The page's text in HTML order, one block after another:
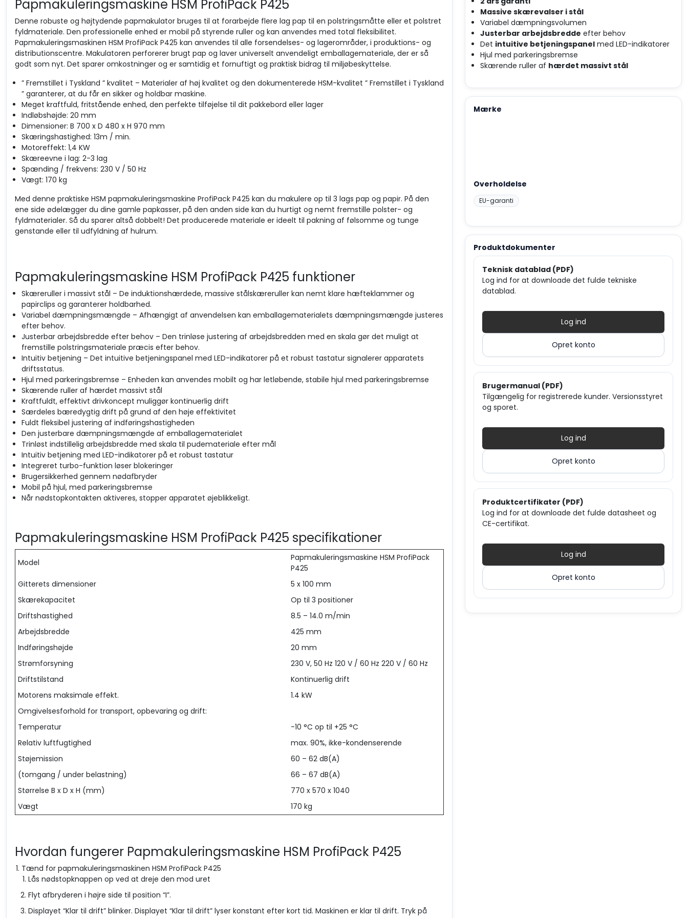
Papmakuleringsmaskine HSM ProfiPack P425
Denne robuste og højtydende papmakulator bruges til at forarbejde flere lag pap til en polstringsmåtte eller et polstret
fyldmateriale. Den professionelle enhed er mobil på styrende ruller og kan anvendes med total fleksibilitet.
Papmakuleringsmaskinen HSM ProfiPack P425 kan anvendes til alle forsendelses- og lagerområder, i produktions- og
distributionscentre. Makulatoren perforerer brugt pap og laver universelt anvendeligt emballagemateriale, der er så
godt som nyt. Det sparer omkostninger og er samtidig et fornuftigt og praktisk bidrag til miljøbeskyttelse.
” Fremstillet i Tyskland ” kvalitet – Materialer af høj kvalitet og den dokumenterede HSM-kvalitet ” Fremstillet i Tyskland
” garanterer, at du får en sikker og holdbar maskine.
Meget kraftfuld, fritstående enhed, den perfekte tilføjelse til dit pakkebord eller lager
Indløbshøjde: 20 mm
Dimensioner: B 700 x D 480 x H 970 mm
Skæringshastighed: 13m / min.
Motoreffekt: 1,4 KW
Skæreevne i lag: 2-3 lag
Spænding / frekvens: 230 V / 50 Hz
Vægt: 170 kg
Med denne praktiske HSM papmakuleringsmaskine ProfiPack P425 kan du makulere op til 3 lags pap og papir. På den
ene side ødelægger du dine gamle papkasser, på den anden side kan du hurtigt og nemt fremstille polster- og
fyldmaterialer. Så du sparer altså dobbelt! Det producerede materiale er ideelt til pakning af følsomme og tunge
genstande eller til udfyldning af hulrum.
Papmakuleringsmaskine HSM ProfiPack P425 funktioner
Skæreruller i massivt stål – De induktionshærdede, massive stålskæreruller kan nemt klare hæfteklammer og
papirclips og garanterer holdbarhed.
Variabel dæmpningsmængde – Afhængigt af anvendelsen kan emballagematerialets dæmpningsmængde justeres
efter behov.
Justerbar arbejdsbredde efter behov – Den trinløse justering af arbejdsbredden med en skala gør det muligt at
fremstille polstringsmateriale præcis efter behov.
Intuitiv betjening – Det intuitive betjeningspanel med LED-indikatorer på et robust tastatur signalerer apparatets
driftsstatus.
Hjul med parkeringsbremse – Enheden kan anvendes mobilt og har letløbende, stabile hjul med parkeringsbremse
Skærende ruller af hærdet massivt stål
Kraftfuldt, effektivt drivkoncept muliggør kontinuerlig drift
Særdeles bæredygtig drift på grund af den høje effektivitet
Fuldt fleksibel justering af indføringshastigheden
Den justerbare dæmpningsmængde af emballagematerialet
Trinløst indstillelig arbejdsbredde med skala til pudemateriale efter mål
Intuitiv betjening med LED-indikatorer på et robust tastatur
Integreret turbo-funktion løser blokeringer
Brugersikkerhed gennem nødafbryder
Mobil på hjul, med parkeringsbremse
Når nødstopkontakten aktiveres, stopper apparatet øjeblikkeligt.
Papmakuleringsmaskine HSM ProfiPack P425 specifikationer
Model
Papmakuleringsmaskine HSM ProfiPack
P425
Gitterets dimensioner
5 x 100 mm
Skærekapacitet
Op til 3 positioner
Driftshastighed
8.5 – 14.0 m/min
Arbejdsbredde
425 mm
Indføringshøjde
20 mm
Strømforsyning
230 V, 50 Hz 120 V / 60 Hz 220 V / 60 Hz
Driftstilstand
Kontinuerlig drift
Motorens maksimale effekt.
1.4 kW
Omgivelsesforhold for transport, opbevaring og drift:
Temperatur
-10 °C op til +25 °C
Relativ luftfugtighed
max. 90%, ikke-kondenserende
Støjemission
60 – 62 dB(A)
(tomgang / under belastning)
66 – 67 dB(A)
Størrelse B x D x H (mm)
770 x 570 x 1040
Vægt
170 kg
Hvordan fungerer Papmakuleringsmaskine HSM ProfiPack P425
Tænd for papmakuleringsmaskinen HSM ProfiPack P425
Lås nødstopknappen op ved at dreje den mod uret
Flyt afbryderen i højre side til position “I”.
Displayet “Klar til drift” blinker. Displayet “Klar til drift” lyser konstant efter kort tid. Maskinen er klar til drift. Tryk på
Massive skærevalser i stål
Variabel dæmpningsvolumen
Justerbar arbejdsbredde efter behov
Det intuitive betjeningspanel med LED-indikatorer
Hjul med parkeringsbremse
Skærende ruller af hærdet massivt stål
Mærke
Overholdelse
EU-garanti
Produktdokumenter
Teknisk datablad (PDF)
Log ind for at downloade det fulde tekniske
datablad.
Log ind
Opret konto
Brugermanual (PDF)
Tilgængelig for registrerede kunder. Versionsstyret
og sporet.
Log ind
Opret konto
Produktcertifikater (PDF)
Log ind for at downloade det fulde datasheet og
CE-certifikat.
Log ind
Opret konto